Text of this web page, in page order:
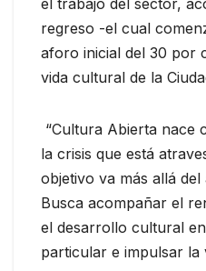
regreso -el cual
aforo inicial del 30 por
vida cultural de la
“Cultura Abierta nace
la crisis que está
objetivo va más allá
Busca acompañar el
el desarrollo cultural
particular e impulsar la